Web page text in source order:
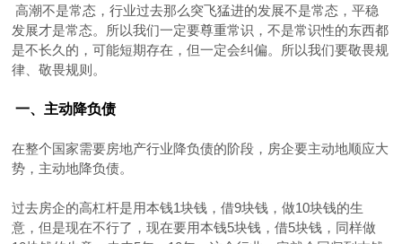
高潮不是常态，行业过去那么突飞猛进的发展不是常态，平稳
发展才是常态。所以我们一定要尊重常识，不是常识性的东西都
是不长久的，可能短期存在，但一定会纠偏。所以我们要敬畏规
律、敬畏规则。
一、主动降负债
在整个国家需要房地产行业降负债的阶段，房企要主动地顺应大
势，主动地降负债。
过去房企的高杠杆是用本钱1块钱，借9块钱，做10块钱的生
意，但是现在不行了，现在要用本钱5块钱，借5块钱，同样做